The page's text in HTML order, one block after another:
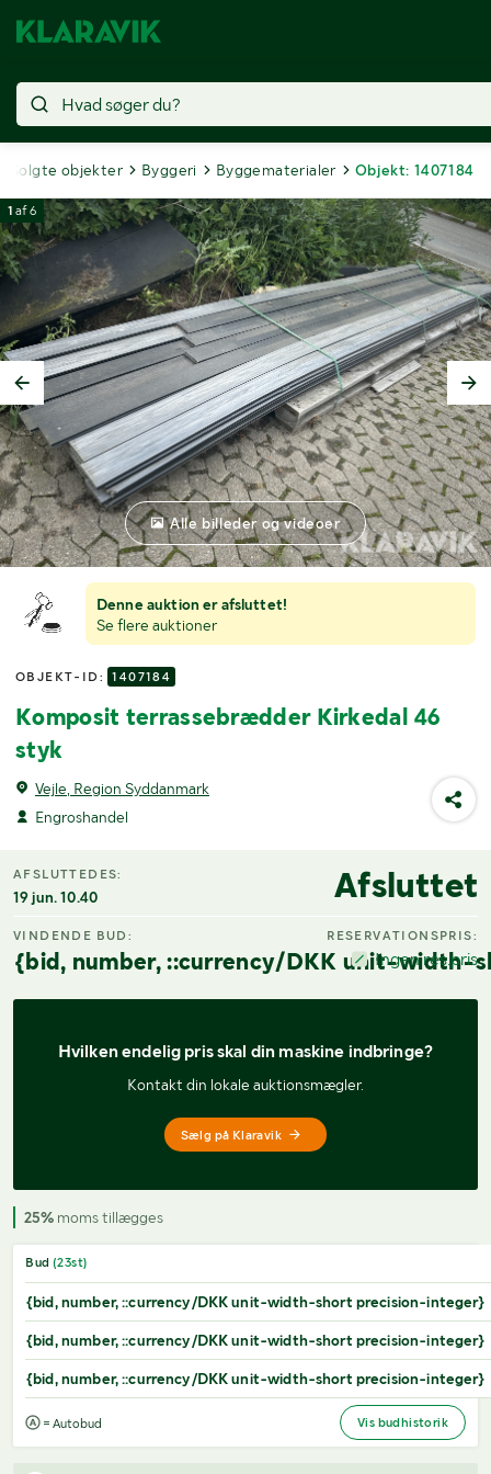
Solgte objekter Byggeri Byggematerialer Objekt: 1407184
Denne auktion er afsluttet!
Se flere auktioner
OBJEKT-ID: 1407184
Komposit terrassebrædder Kirkedal 46
styk
Vejle, Region Syddanmark
Engroshandel
1 af6
Alle billeder og videoer
AFSLUTTEDES:
19 jun. 10.40 Afsluttet
VINDENDE BUD:
{bid, number, ::currency/DKK unit-width-
RESERVATIONSPRIS:
Ingen res.pris
Hvilken endelig pris skal din maskine indbringe?
Kontakt din lokale auktionsmægler.
Sælg på Klaravik
25% moms tillægges
Bud (23st)
{bid, number, ::currency/DKK unit-width-short precision-integer}
{bid, number, ::currency/DKK unit-width-short precision-integer}
{bid, number, ::currency/DKK unit-width-short precision-integer}
= Autobud Vis budhistorik